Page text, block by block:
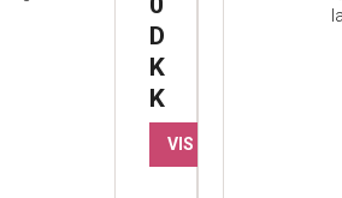
D
K
K
VIS PRODUKT